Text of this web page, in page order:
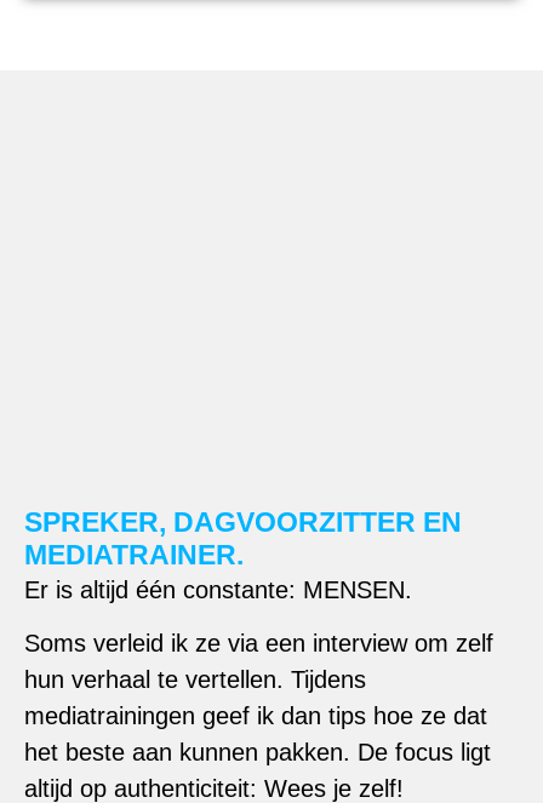
SPREKER, DAGVOORZITTER EN
MEDIATRAINER.
Er is altijd één constante: MENSEN.
Soms verleid ik ze via een interview om zelf
hun verhaal te vertellen. Tijdens
mediatrainingen geef ik dan tips hoe ze dat
het beste aan kunnen pakken. De focus ligt
altijd op authenticiteit: Wees je zelf!